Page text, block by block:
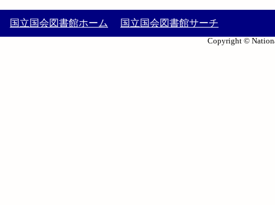
国立国会図書館ホーム 国立国会図書館サーチ
Copyright ©